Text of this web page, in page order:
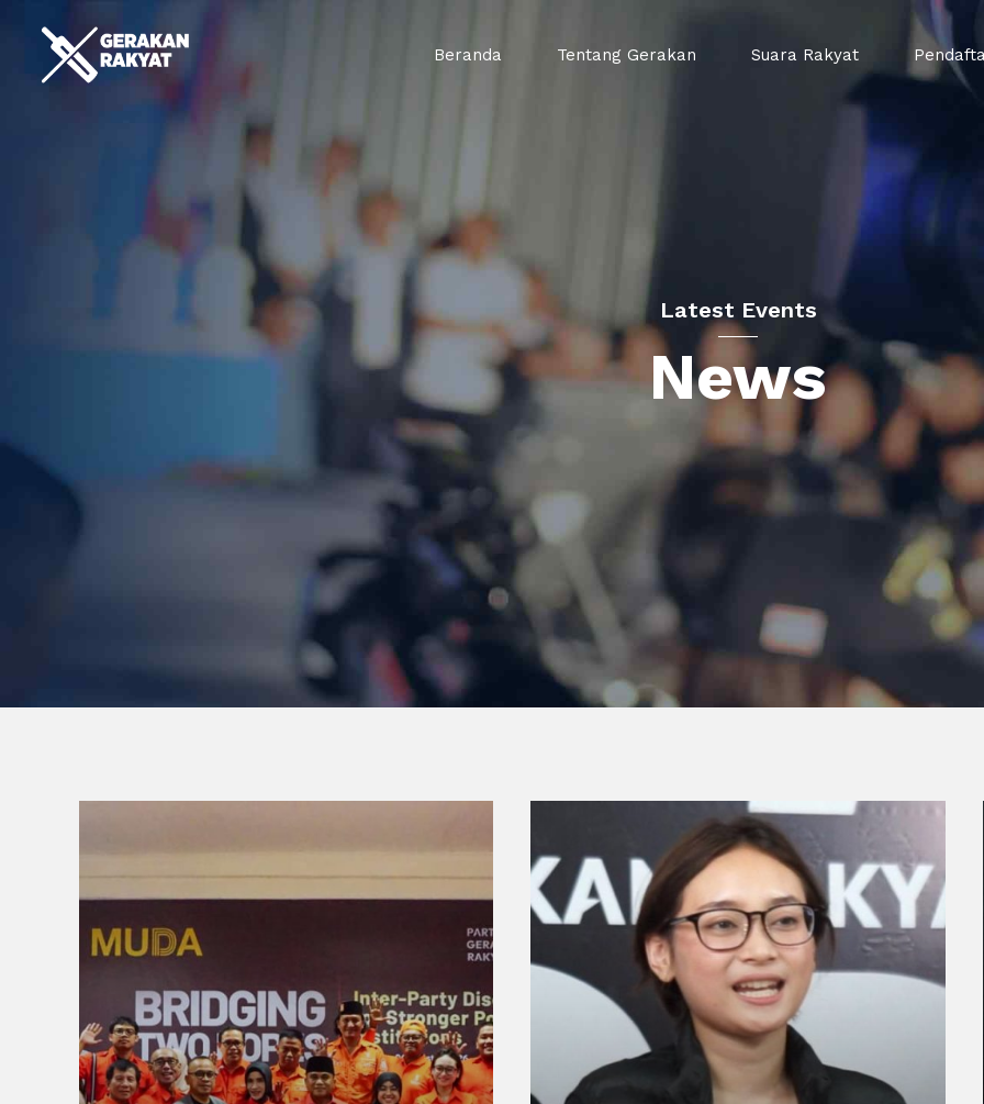
Beranda Tentang Gerakan Suara Rakyat
Latest Events
News